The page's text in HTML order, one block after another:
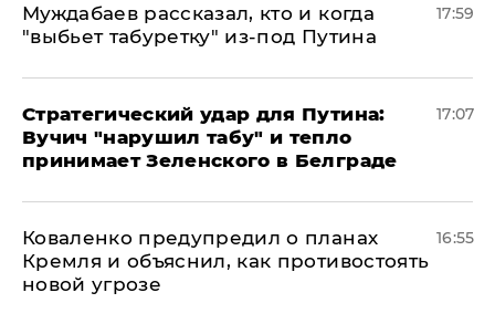
Муждабаев рассказал, кто и когда
"выбьет табуретку" из-под Путина
17:59
Стратегический удар для Путина:
Вучич "нарушил табу" и тепло
принимает Зеленского в Белграде
17:07
Коваленко предупредил о планах
Кремля и объяснил, как противостоять
новой угрозе
16:55